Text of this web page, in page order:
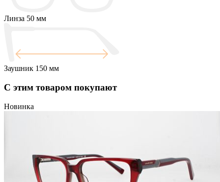
Линза 50 мм
Заушник 150 мм
С этим товаром покупают
Новинка